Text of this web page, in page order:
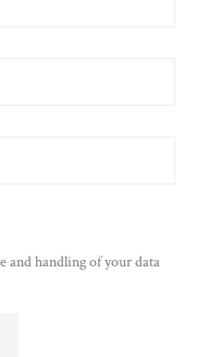
and handling of your data